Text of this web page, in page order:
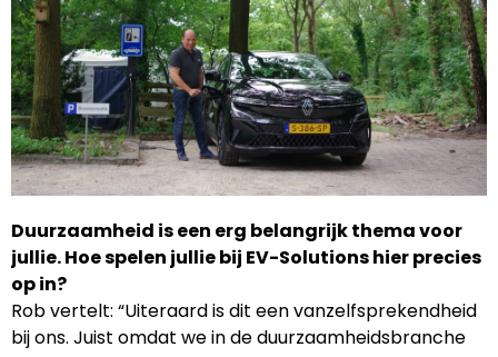
Duurzaamheid is een erg belangrijk thema voor
jullie. Hoe spelen jullie bij EV-Solutions hier precies
op in?
Rob vertelt: “Uiteraard is dit een vanzelfsprekendheid
bij ons. Juist omdat we in de duurzaamheidsbranche